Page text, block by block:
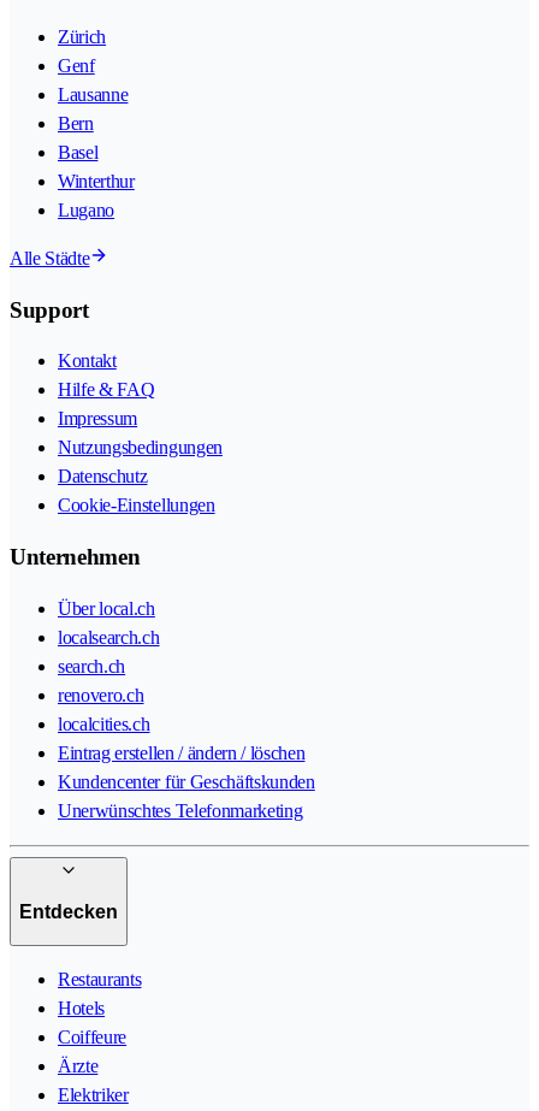
Zürich
Genf
Lausanne
Bern
Basel
Winterthur
Lugano
Alle Städte
Support
Kontakt
Hilfe & FAQ
Impressum
Nutzungsbedingungen
Datenschutz
Cookie-Einstellungen
Unternehmen
Über local.ch
localsearch.ch
search.ch
renovero.ch
localcities.ch
Eintrag erstellen / ändern / löschen
Kundencenter für Geschäftskunden
Unerwünschtes Telefonmarketing
Entdecken
Restaurants
Hotels
Coiffeure
Ärzte
Elektriker